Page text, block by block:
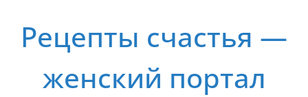
содержимому
Рецепты счастья —
женский портал